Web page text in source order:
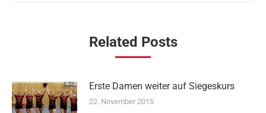
Related Posts
Erste Damen weiter auf Siegeskurs
22. November 2015